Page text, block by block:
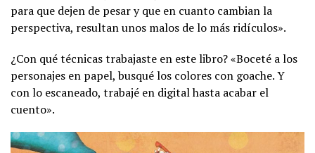
para que dejen de pesar y que en cuanto cambian la
perspectiva, resultan unos malos de lo más ridículos».
¿Con qué técnicas trabajaste en este libro? «Boceté a los
personajes en papel, busqué los colores con goache. Y
con lo escaneado, trabajé en digital hasta acabar el
cuento».